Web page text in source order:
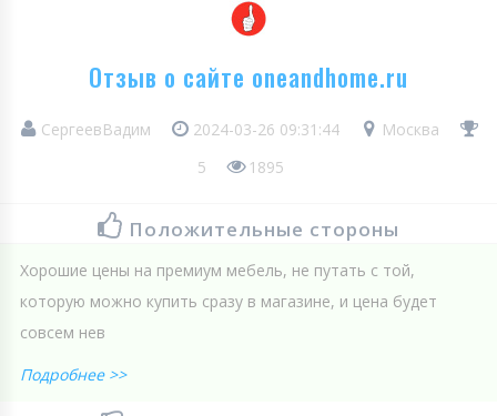
Отзыв о сайте oneandhome.ru
СергеевВадим 2024-03-26 09:31:44
Москва
5
1895
Положительные стороны
Хорошие цены на премиум мебель, не путать с той,
которую можно купить сразу в магазине, и цена будет
совсем нев
Подробнее >>